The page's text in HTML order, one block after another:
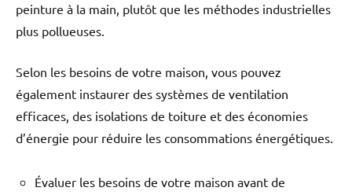
peinture à la main, plutôt que les méthodes industrielles
plus pollueuses.
Selon les besoins de votre maison, vous pouvez
également instaurer des systèmes de ventilation
efficaces, des isolations de toiture et des économies
d’énergie pour réduire les consommations énergétiques.
Évaluer les besoins de votre maison avant de